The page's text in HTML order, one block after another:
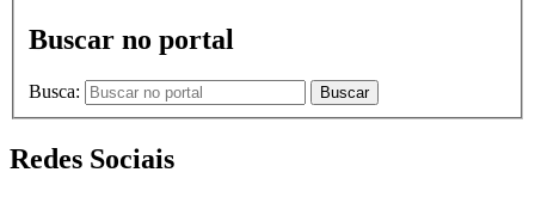
Buscar no portal
Busca: Buscar
Redes Sociais